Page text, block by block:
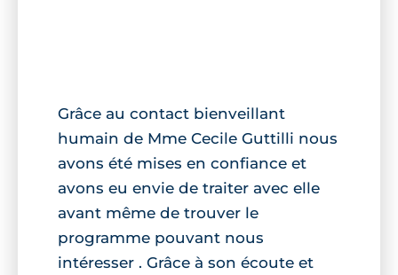
Grâce au contact bienveillant
humain de Mme Cecile Guttilli nous
avons été mises en confiance et
avons eu envie de traiter avec elle
avant même de trouver le
programme pouvant nous
intéresser . Grâce à son écoute et